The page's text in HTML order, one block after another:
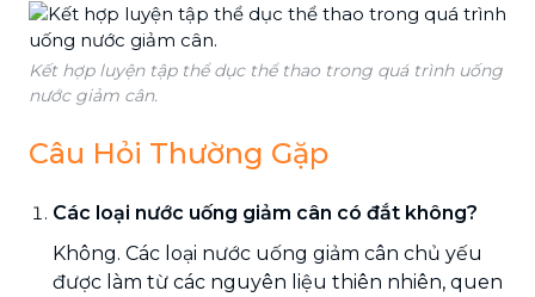
Kết hợp luyện tập thể dục thể thao trong quá trình uống
nước giảm cân.
Câu Hỏi Thường Gặp
Các loại nước uống giảm cân có đắt không?
Không. Các loại nước uống giảm cân chủ yếu
được làm từ các nguyên liệu thiên nhiên, quen